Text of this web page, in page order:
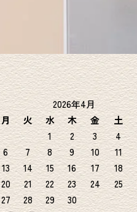
2026年4月
月
火 水 木 金 土
1
2 3 4
6
7 8 9 10 11
13
14 15 16 17 18
20
21 22 23 24 25
27
28 29
30